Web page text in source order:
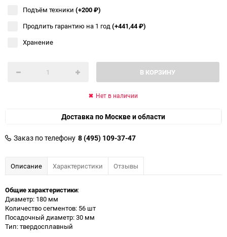
Подъём техники (+200₽)
Продлить гарантию на 1 год(+441,44₽)
Хранение
В КОРЗИНУ
Нет в наличии
Доставка по Москве и области
Заказ по телефону 8 (495) 109-37-47
Описание Характеристики Отзывы
Общие характеристики:
Диаметр: 180 мм
Количество сегментов: 56 шт
Посадочный диаметр: 30 мм
Тип: твердосплавный